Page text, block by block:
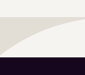
Automation